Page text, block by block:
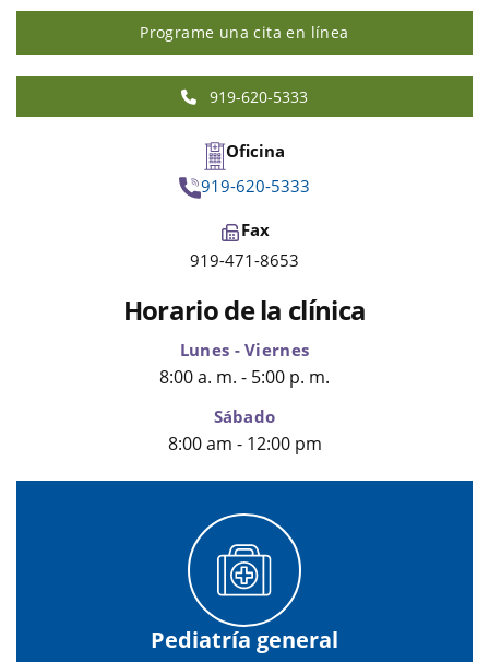
Programe una cita en línea
919-620-5333
Oficina
919-620-5333
Fax
919-471-8653
Horario de la clínica
Lunes - Viernes
8:00 a. m. - 5:00 p. m.
Sábado
8:00 am - 12:00 pm
Pediatría general